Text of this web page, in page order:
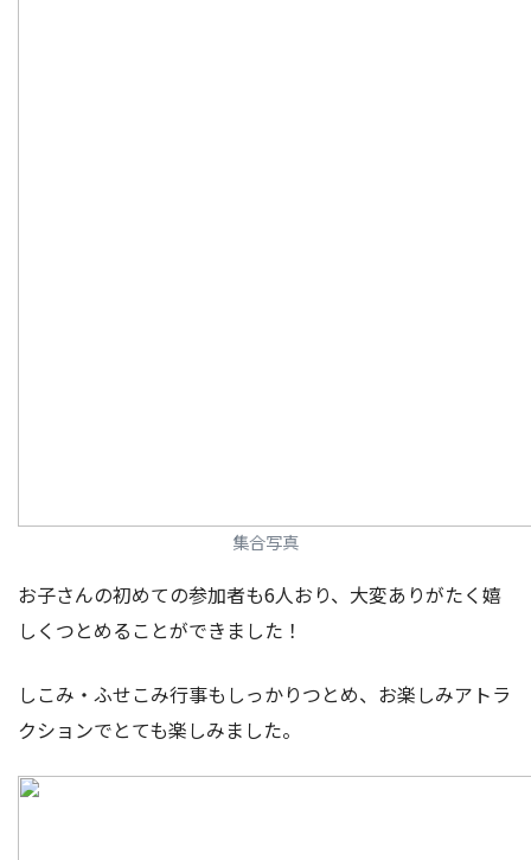
集合写真
お子さんの初めての参加者も6人おり、大変ありがたく嬉
しくつとめることができました！
しこみ・ふせこみ行事もしっかりつとめ、お楽しみアトラ
クションでとても楽しみました。